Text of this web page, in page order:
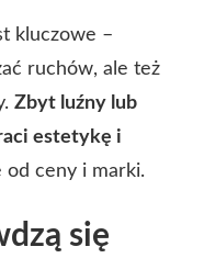
kluczowe –
ruchów, ale też
Zbyt luźny lub
estetykę i
od ceny i marki.
się